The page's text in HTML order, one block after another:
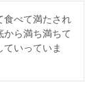
食べて満たされ
から満ち満ちて
いっていま